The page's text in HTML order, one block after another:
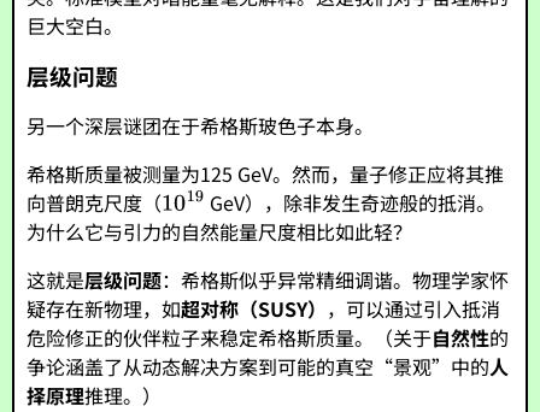
巨大空白。
层级问题
另一个深层谜团在于希格斯玻色子本身。
希格斯质量被测量为125 GeV。然而，量子修正应将其推
向普朗克尺度（
GeV），除非发生奇迹般的抵消。
为什么它与引力的自然能量尺度相比如此轻？
这就是层级问题：希格斯似乎异常精细调谐。物理学家怀
疑存在新物理，如超对称（SUSY） ，可以通过引入抵消
危险修正的伙伴粒子来稳定希格斯质量。（关于自然性的
争论涵盖了从动态解决方案到可能的真空“景观”中的人
择原理推理。）